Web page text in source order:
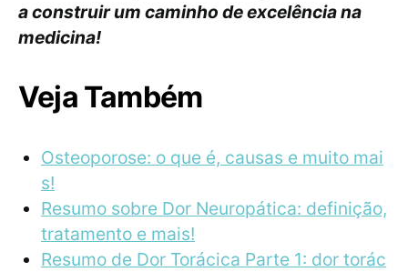
a construir um caminho de excelência na
medicina!
Veja Também
Osteoporose: o que é, causas e muito mai
s!
Resumo sobre Dor Neuropática: definição,
tratamento e mais!
Resumo de Dor Torácica Parte 1: dor torác